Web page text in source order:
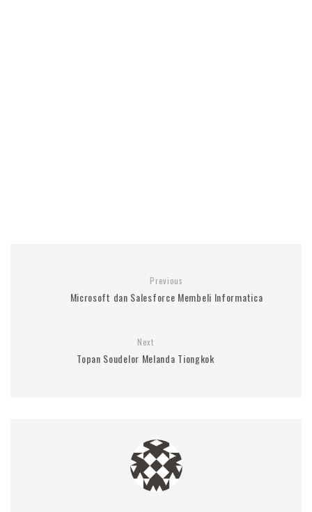
Previous
Microsoft dan Salesforce Membeli Informatica
Next
Topan Soudelor Melanda Tiongkok